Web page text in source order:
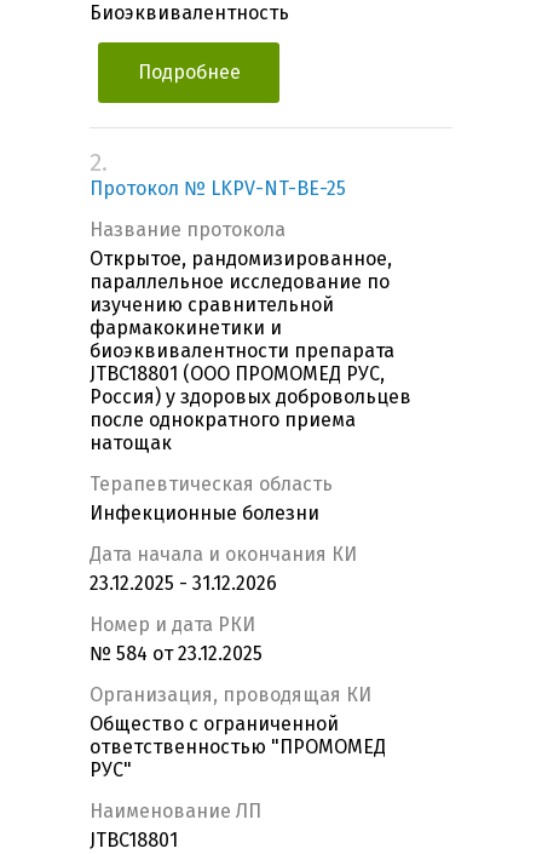
Биоэквивалентность
Подробнее
2.
Протокол № LKPV-NT-BE-25
Название протокола
Открытое, рандомизированное,
параллельное исследование по
изучению сравнительной
фармакокинетики и
биоэквивалентности препарата
JTBC18801 (ООО ПРОМОМЕД РУС,
Россия) у здоровых добровольцев
после однократного приема
натощак
Терапевтическая область
Инфекционные болезни
Дата начала и окончания КИ
23.12.2025 - 31.12.2026
Номер и дата РКИ
№ 584 от 23.12.2025
Организация, проводящая КИ
Общество с ограниченной
ответственностью "ПРОМОМЕД
РУС"
Наименование ЛП
JTBC18801